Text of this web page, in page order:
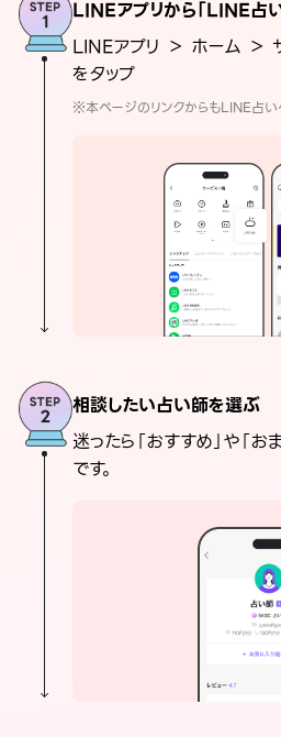
LINEアプリから「LINE占
LINEアプリ ＞ ホーム ＞
をタップ
※本ページのリンクからもLINE占い
相談したい占い師を選ぶ
迷ったら「おすすめ」や「
です。